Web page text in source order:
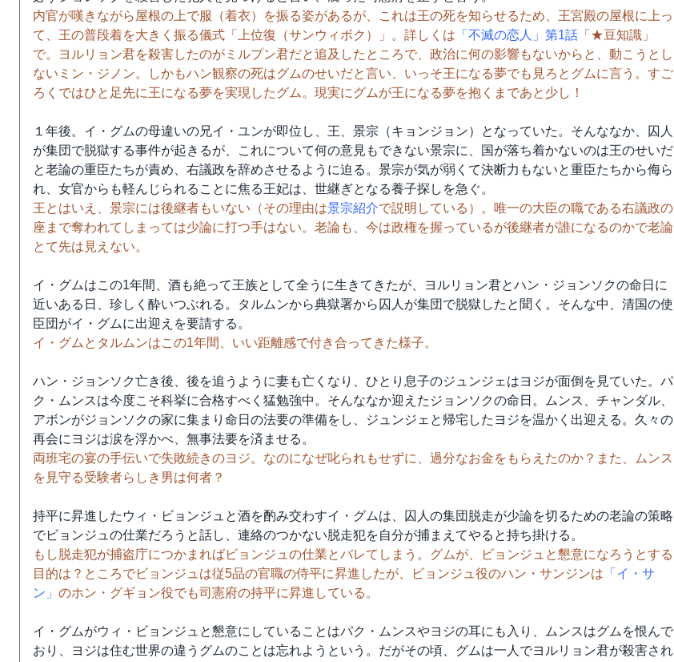
内官が嘆きながら屋根の上で服（着衣）を振る姿があるが、これは王の死を知らせるため、王宮殿の屋根に上っ
て、王の普段着を大きく振る儀式「上位復（サンウィボク）」。詳しくは 「不滅の恋人」第1話 「★豆知識」
で。ヨルリョン君を殺害したのがミルプン君だと追及したところで、政治に何の影響もないからと、動こうとし
ないミン・ジノン。しかもハン観察の死はグムのせいだと言い、いっそ王になる夢でも見ろとグムに言う。すご
ろくではひと足先に王になる夢を実現したグム。現実にグムが王になる夢を抱くまであと少し！
１年後。イ・グムの母違いの兄イ・ユンが即位し、王、景宗（キョンジョン）となっていた。そんななか、囚人
が集団で脱獄する事件が起きるが、これについて何の意見もできない景宗に、国が落ち着かないのは王のせいだ
と老論の重臣たちが責め、右議政を辞めさせるように迫る。景宗が気が弱くて決断力もないと重臣たちから侮ら
れ、女官からも軽んじられることに焦る王妃は、世継ぎとなる養子探しを急ぐ。
王とはいえ、景宗には後継者もいない（その理由は景宗紹介で説明している）。唯一の大臣の職である右議政の
座まで奪われてしまっては少論に打つ手はない。老論も、今は政権を握っているが後継者が誰になるのかで老論
とて先は見えない。
イ・グムはこの1年間、酒も絶って王族として全うに生きてきたが、ヨルリョン君とハン・ジョンソクの命日に
近いある日、珍しく酔いつぶれる。タルムンから典獄署から囚人が集団で脱獄したと聞く。そんな中、清国の使
臣団がイ・グムに出迎えを要請する。
イ・グムとタルムンはこの1年間、いい距離感で付き合ってきた様子。
ハン・ジョンソク亡き後、後を追うように妻も亡くなり、ひとり息子のジュンジェはヨジが面倒を見ていた。パ
ク・ムンスは今度こそ科挙に合格すべく猛勉強中。そんななか迎えたジョンソクの命日。ムンス、チャンダル、
アボンがジョンソクの家に集まり命日の法要の準備をし、ジュンジェと帰宅したヨジを温かく出迎える。久々の
再会にヨジは涙を浮かべ、無事法要を済ませる。
両班宅の宴の手伝いで失敗続きのヨジ。なのになぜ叱られもせずに、過分なお金をもらえたのか？また、ムンス
を見守る受験者らしき男は何者？
持平に昇進したウィ・ビョンジュと酒を酌み交わすイ・グムは、囚人の集団脱走が少論を切るための老論の策略
でビョンジュの仕業だろうと話し、連絡のつかない脱走犯を自分が捕まえてやると持ち掛ける。
もし脱走犯が捕盗庁につかまればビョンジュの仕業とバレてしまう。グムが、ビョンジュと懇意になろうとする
目的は？ところでビョンジュは従5品の官職の侍平に昇進したが、ビョンジュ役のハン・サンジンは 「イ・サ
ン」 のホン・グギョン役でも司憲府の持平に昇進している。
イ・グムがウィ・ビョンジュと懇意にしていることはパク・ムンスやヨジの耳にも入り、ムンスはグムを恨んで
おり、ヨジは住む世界の違うグムのことは忘れようという。だがその頃、グムは一人でヨルリョン君が殺害され